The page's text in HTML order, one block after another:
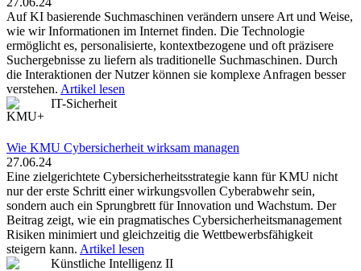
Auf KI basierende Suchmaschinen verändern unsere Art und Weise,
wie wir Informationen im Internet finden. Die Technologie
ermöglicht es, personalisierte, kontextbezogene und oft präzisere
Suchergebnisse zu liefern als traditionelle Suchmaschinen. Durch
die Interaktionen der Nutzer können sie komplexe Anfragen besser
verstehen. Artikel lesen
IT-Sicherheit
Wie KMU Cybersicherheit wirksam managen
27.06.24
Eine zielgerichtete Cybersicherheitsstrategie kann für KMU nicht
nur der erste Schritt einer wirkungsvollen Cyberabwehr sein,
sondern auch ein Sprungbrett für Innovation und Wachstum. Der
Beitrag zeigt, wie ein pragmatisches Cybersicherheitsmanagement
Risiken minimiert und gleichzeitig die Wettbewerbsfähigkeit
steigern kann. Artikel lesen
Künstliche Intelligenz II